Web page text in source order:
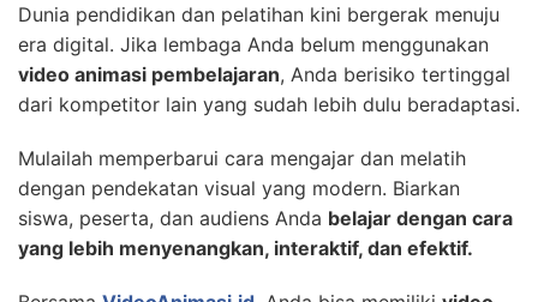
Dunia pendidikan dan pelatihan kini bergerak menuju
era digital. Jika lembaga Anda belum menggunakan
video animasi pembelajaran, Anda berisiko tertinggal
dari kompetitor lain yang sudah lebih dulu beradaptasi.
Mulailah memperbarui cara mengajar dan melatih
dengan pendekatan visual yang modern. Biarkan
siswa, peserta, dan audiens Anda belajar dengan cara
yang lebih menyenangkan, interaktif, dan efektif.